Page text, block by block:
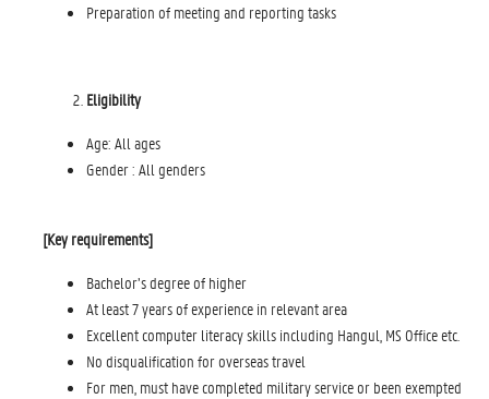
Preparation of meeting and reporting tasks
Eligibility
Age: All ages
Gender : All genders
[Key requirements]
Bachelor’s degree of higher
At least 7 years of experience in relevant area
Excellent computer literacy skills including Hangul, MS Office etc.
No disqualification for overseas travel
For men, must have completed military service or been exempted